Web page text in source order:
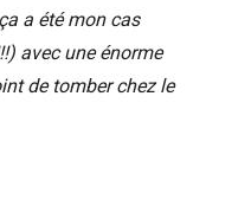
a été mon cas
avec une énorme
de tomber chez le